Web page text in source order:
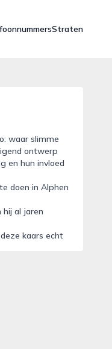
Straten
waar slimme
ontwerp
en hun invloed
doen in Alphen
hij al jaren
kaars echt